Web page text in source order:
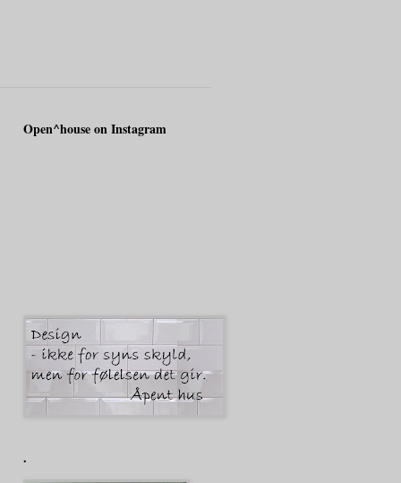
Open^house on Instagram
.